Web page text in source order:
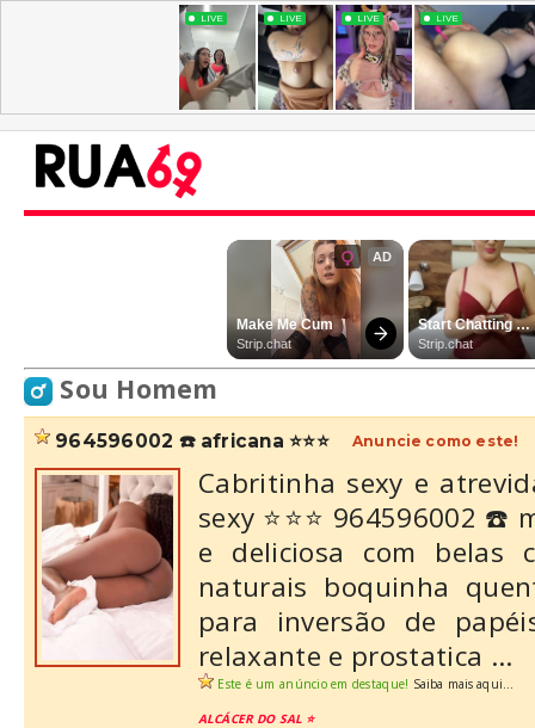
Sou Homem
964596002 ☎️ africana ⭐️⭐️⭐️ Anuncie como este!
Cabritinha sexy e
sexy ⭐️⭐️⭐️ 964596002 ☎️
e deliciosa com belas
naturais boquinha
para inversão de
relaxante e prostatica ...
Este é um anúncio em destaque! Saiba mais aqui...
ALCÁCER DO SAL ⭐️